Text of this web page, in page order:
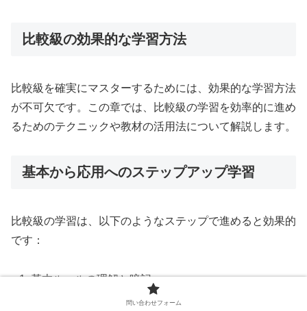
比較級の効果的な学習方法
比較級を確実にマスターするためには、効果的な学習方法
が不可欠です。この章では、比較級の学習を効率的に進め
るためのテクニックや教材の活用法について解説します。
基本から応用へのステップアップ学習
比較級の学習は、以下のようなステップで進めると効果的
です：
基本ルールの理解と暗記
短い形容詞・副詞、長い形容詞・副詞、2音節の
問い合わせフォーム